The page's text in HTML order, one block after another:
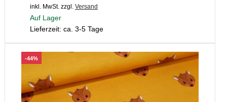
inkl. MwSt. zzgl. Versand
Auf Lager
Lieferzeit: ca. 3-5 Tage
-44%